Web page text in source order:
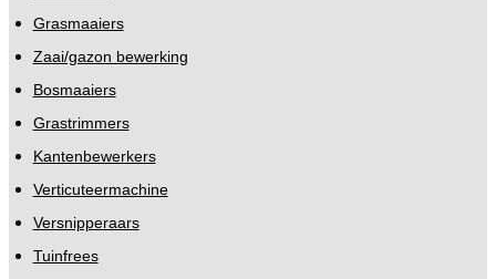
Grasmaaiers
Zaai/gazon bewerking
Bosmaaiers
Grastrimmers
Kantenbewerkers
Verticuteermachine
Versnipperaars
Tuinfrees